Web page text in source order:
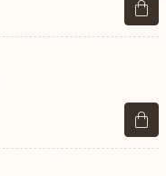
Voir
Voir